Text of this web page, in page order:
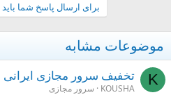
برای ارسال پاسخ شما
موضوعات مشابه
K تخفیف سرور مجازی ایرانی
KOUSHA
سرور مجازی